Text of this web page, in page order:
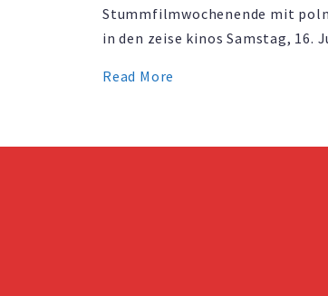
Stummfilmwochenende mit
in den zeise kinos Samstag, 16.
Sonntag, 17. Juni 2007 | 13:00
Read More